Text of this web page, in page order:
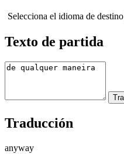
Selecciona el idioma de destino
Texto de partida
Traducción
anyway